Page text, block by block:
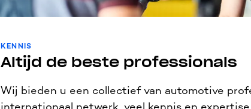
KENNIS
Altijd de beste professionals
Wij bieden u een collectief van automotive